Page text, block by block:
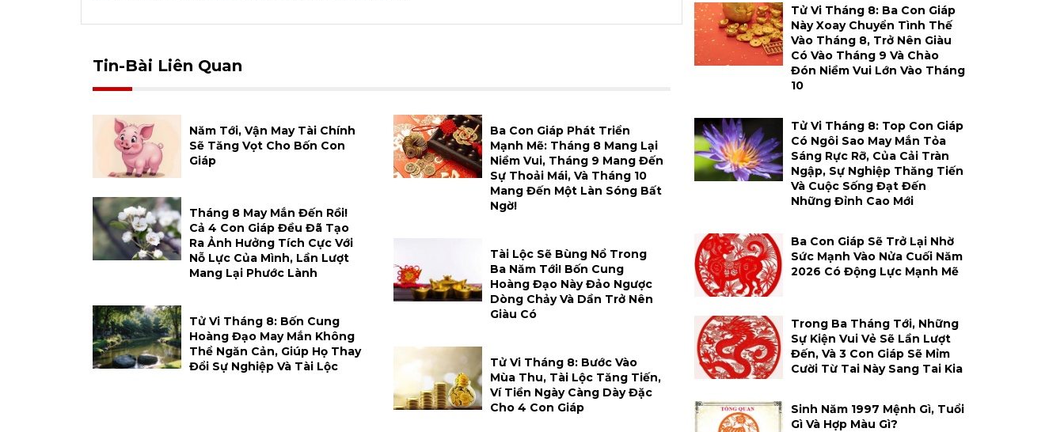
Tin-Bài Liên Quan
Năm Tới, Vận May Tài Chính
Sẽ Tăng Vọt Cho Bốn Con
Giáp
Tháng 8 May Mắn Đến Rồi!
Cả 4 Con Giáp Đều Đã Tạo
Ra Ảnh Hưởng Tích Cực Với
Nỗ Lực Của Mình, Lần Lượt
Mang Lại Phước Lành
Tử Vi Tháng 8: Bốn Cung
Hoàng Đạo May Mắn Không
Thể Ngăn Cản, Giúp Họ Thay
Đổi Sự Nghiệp Và Tài Lộc
Ba Con Giáp Phát Triển
Mạnh Mẽ: Tháng 8 Mang Lại
Niềm Vui, Tháng 9 Mang Đến
Sự Thoải Mái, Và Tháng 10
Mang Đến Một Làn Sóng Bất
Ngờ!
Tài Lộc Sẽ Bùng Nổ Trong
Ba Năm Tới! Bốn Cung
Hoàng Đạo Này Đảo Ngược
Dòng Chảy Và Dần Trở Nên
Giàu Có
Tử Vi Tháng 8: Bước Vào
Mùa Thu, Tài Lộc Tăng Tiến,
Ví Tiền Ngày Càng Dày Đặc
Cho 4 Con Giáp
Tử Vi Tháng 8: Ba Con Giáp
Này Xoay Chuyển Tình Thế
Vào Tháng 8, Trở Nên Giàu
Có Vào Tháng 9 Và Chào
Đón Niềm Vui Lớn Vào Tháng
10
Tử Vi Tháng 8: Top Con Giáp
Có Ngôi Sao May Mắn Tỏa
Sáng Rực Rỡ, Của Cải Tràn
Ngập, Sự Nghiệp Thăng Tiến
Và Cuộc Sống Đạt Đến
Những Đỉnh Cao Mới
Ba Con Giáp Sẽ Trở Lại Nhờ
Sức Mạnh Vào Nửa Cuối Năm
2026 Có Động Lực Mạnh Mẽ
Trong Ba Tháng Tới, Những
Sự Kiện Vui Vẻ Sẽ Lần Lượt
Đến, Và 3 Con Giáp Sẽ Mỉm
Cười Từ Tai Này Sang Tai Kia
Sinh Năm 1997 Mệnh Gì, Tuổi
Gì Và Hợp Màu Gì?